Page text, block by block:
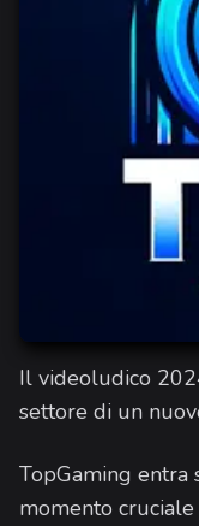
Il videoludico
settore di un
TopGaming
momento